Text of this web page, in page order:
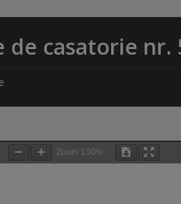
de casatorie nr.
Zoom 100%